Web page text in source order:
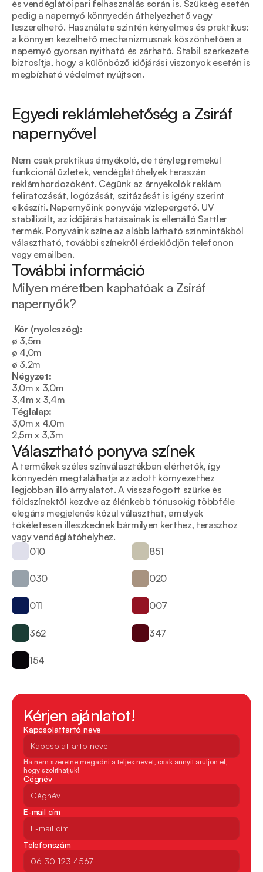
és vendéglátóipari felhasználás során is. Szükség esetén
pedig a napernyő könnyedén áthelyezhető vagy
leszerelhető. Használata szintén kényelmes és praktikus:
a könnyen kezelhető mechanizmusnak köszönhetően a
napernyő gyorsan nyitható és zárható. Stabil szerkezete
biztosítja, hogy a különböző időjárási viszonyok esetén is
megbízható védelmet nyújtson.
Egyedi reklámlehetőség a Zsiráf
napernyővel
Nem csak praktikus árnyékoló, de tényleg remekül
funkcionál üzletek, vendéglátóhelyek teraszán
reklámhordozóként. Cégünk az árnyékolók reklám
feliratozását, logózását, szitázását is igény szerint
elkészíti. Napernyőink ponyvája vízlepergető, UV
stabilizált, az időjárás hatásainak is ellenálló Sattler
termék. Ponyváink színe az alább látható színmintákból
választható, további színekről érdeklődjön telefonon
vagy emailben.
További információ
Milyen méretben kaphatóak a Zsiráf
napernyők?
Kör (nyolcszög):
ø 3,5m
ø 4,0m
ø 3,2m
Négyzet:
3,0m x 3,0m
3,4m x 3,4m
Téglalap:
3,0m x 4,0m
2,5m x 3,3m
Választható ponyva színek
A termékek széles színválasztékban elérhetők, így
könnyedén megtalálhatja az adott környezethez
legjobban illő árnyalatot. A visszafogott szürke és
földszínektől kezdve az élénkebb tónusokig többféle
elegáns megjelenés közül választhat, amelyek
tökéletesen illeszkednek bármilyen kerthez, teraszhoz
vagy vendéglátóhelyhez.
011
030
154
007
851
010
020
362 347
Kérjen ajánlatot!
Kapcsolattartó neve
Ha nem szeretné megadni a teljes nevét, csak annyit áruljon el,
hogy szólíthatjuk!
Cégnév
E-mail cím
Telefonszám